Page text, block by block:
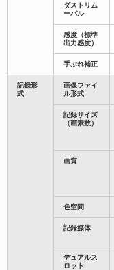
ダストリム
ーバル
感度（標準
出力感度）
手ぶれ補正
記録形
式
画像ファイ
ル形式
記録サイズ
（画素数）
画質
色空間
記録媒体
デュアルス
ロット